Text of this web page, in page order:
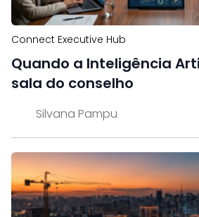
Connect Executive Hub
Quando a Inteligência
sala do conselho
Silvana Pampu